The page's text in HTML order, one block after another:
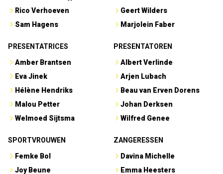
Rico Verhoeven
Sam Hagens
Geert Wilders
Marjolein Faber
PRESENTATRICES
Amber Brantsen
Eva Jinek
Hélène Hendriks
Malou Petter
Welmoed Sijtsma
PRESENTATOREN
Albert Verlinde
Arjen Lubach
Beau van Erven Dorens
Johan Derksen
Wilfred Genee
SPORTVROUWEN
Femke Bol
Joy Beune
ZANGERESSEN
Davina Michelle
Emma Heesters